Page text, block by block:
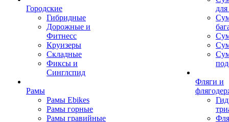
Городские
Гибридные
Дорожные и
Фитнесс
Круизеры
Складные
Фиксы и
Синглспид
Рамы
Рамы Ebikes
Рамы горные
Рамы гравийные
Фляги и